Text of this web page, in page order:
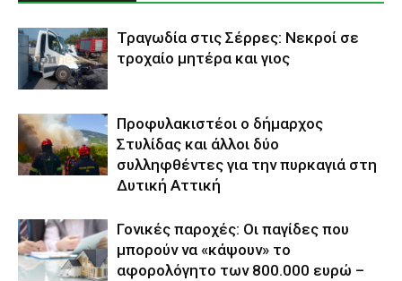
Τραγωδία στις Σέρρες: Νεκροί σε
τροχαίο μητέρα και γιος
Προφυλακιστέοι ο δήμαρχος
Στυλίδας και άλλοι δύο
συλληφθέντες για την πυρκαγιά στη
Δυτική Αττική
Γονικές παροχές: Οι παγίδες που
μπορούν να «κάψουν» το
αφορολόγητο των 800.000 ευρώ –